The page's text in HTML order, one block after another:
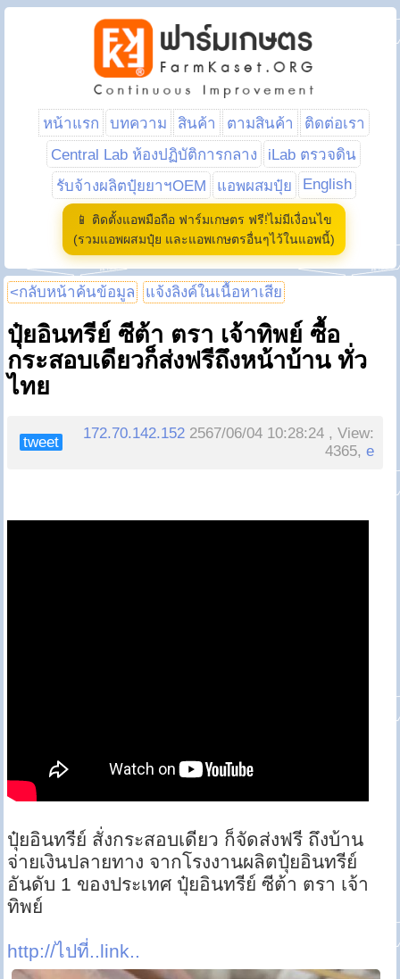
หน้าแรก บทความ สินค้า ตามสินค้า
ติดต่อเรา
Central Lab ห้องปฏิบัติการกลาง
iLab ตรวจดิน
รับจ้างผลิตปุ๋ยยาฯOEM
แอพผสมปุ๋ย English
📱 ติดตั้งแอพมือถือ ฟาร์มเกษตร ฟรี!ไม่มีเงื่อนไข
(รวมแอพผสมปุ๋ย และแอพเกษตรอื่นๆไว้ในแอพนี้)
<กลับหน้าค้นข้อมูล แจ้งลิงค์ในเนื้อหาเสีย
ปุ๋ยอินทรีย์ ซีต้า ตรา เจ้าทิพย์ ซื้อ
กระสอบเดียวก็ส่งฟรีถึงหน้าบ้าน ทั่ว
ไทย
tweet
172.70.142.152 2567/06/04 10:28:24 , View:
4365,e
ปุ๋ยอินทรีย์ สั่งกระสอบเดียว ก็จัดส่งฟรี ถึงบ้าน
จ่ายเงินปลายทาง จากโรงงานผลิตปุ๋ยอินทรีย์
อันดับ 1 ของประเทศ ปุ๋ยอินทรีย์ ซีต้า ตรา เจ้า
ทิพย์
http://ไปที่..link..